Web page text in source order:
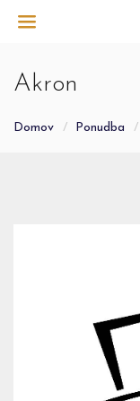
Akron
Domov Ponudba